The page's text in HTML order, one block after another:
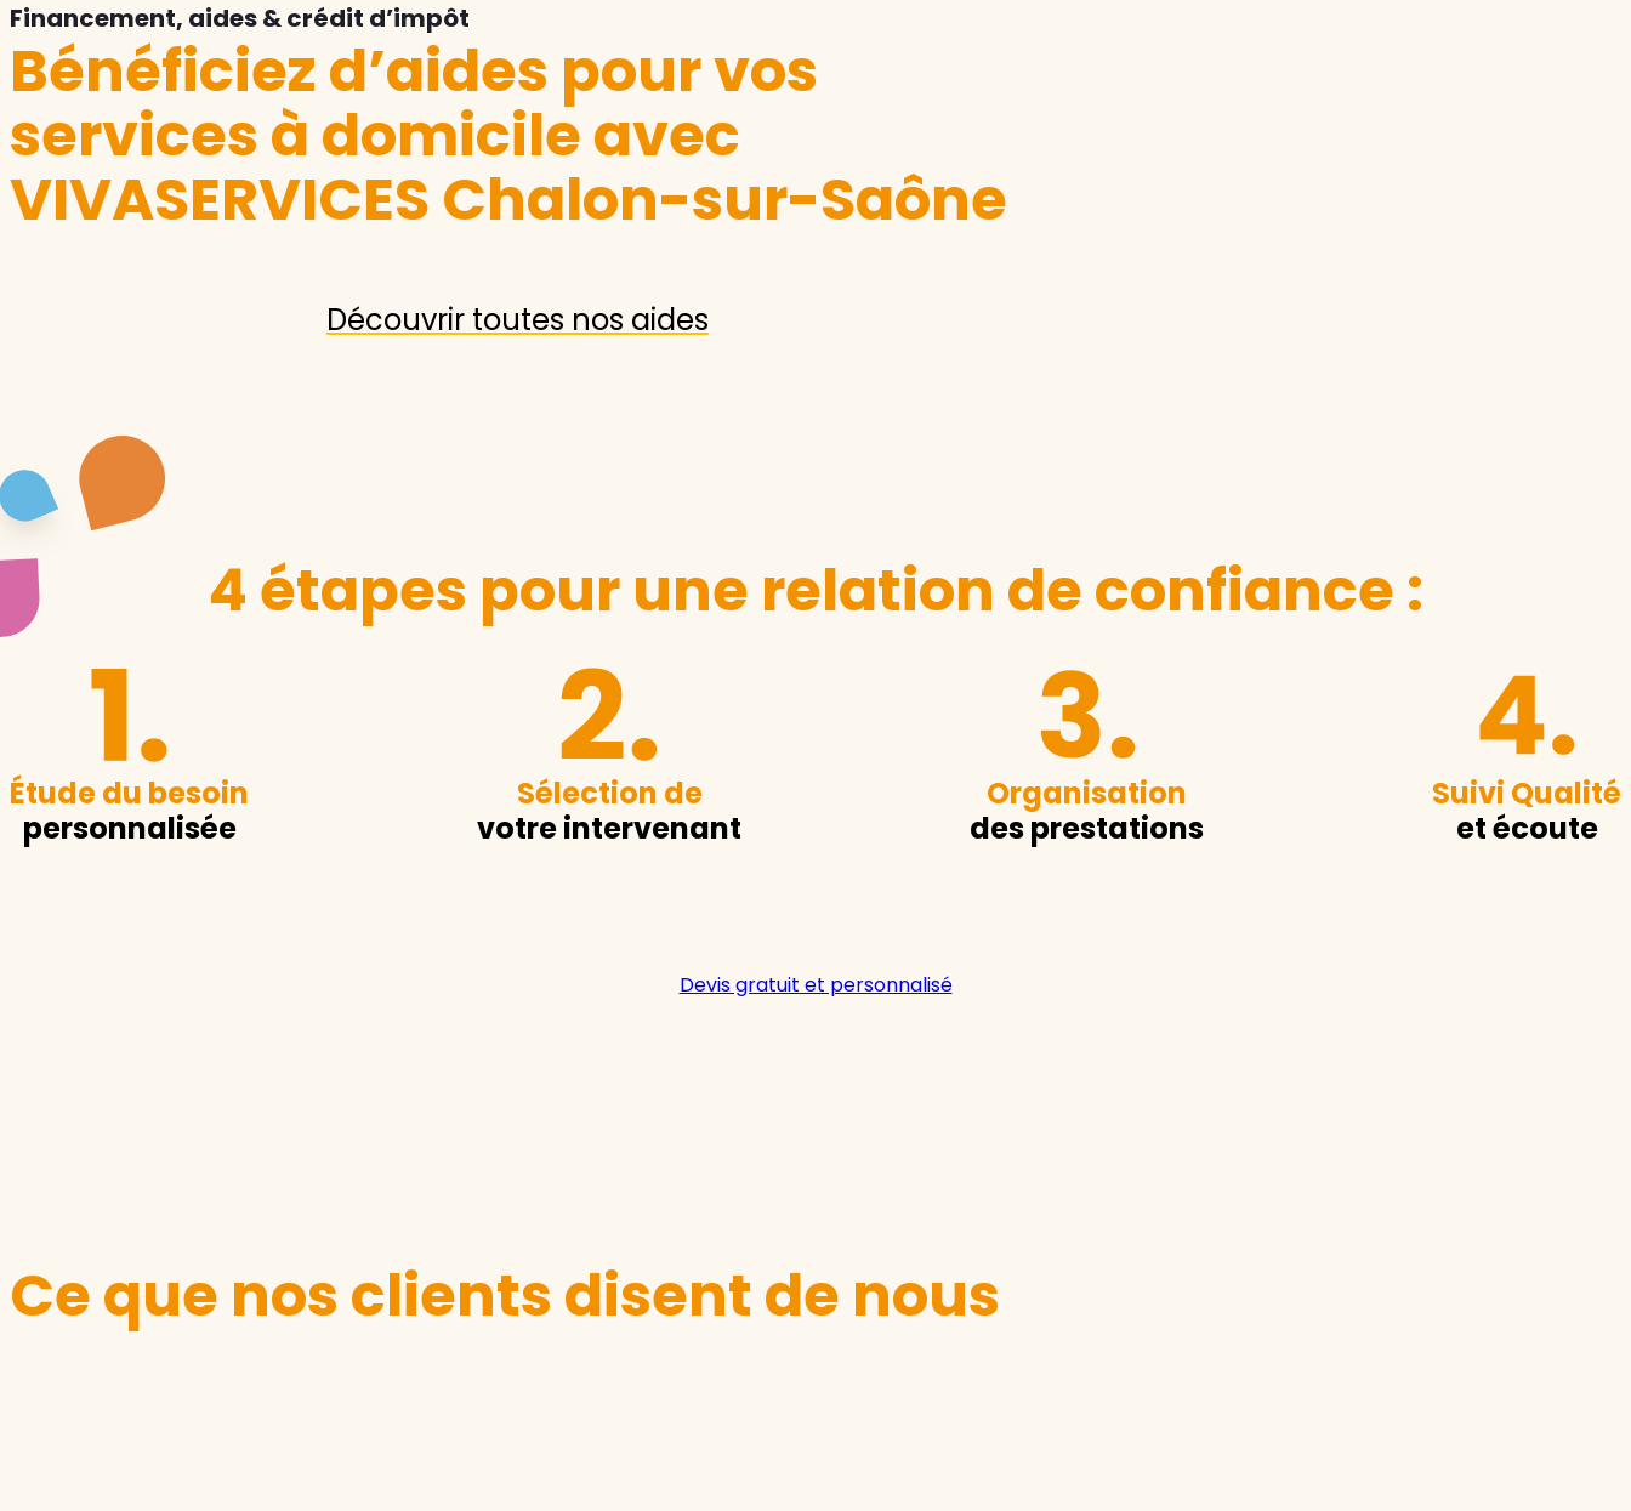
Financement, aides & crédit d’impôt
Bénéficiez d’aides pour vos
services à domicile avec
VIVASERVICES Chalon-sur-Saône
Découvrir toutes nos aides
4 étapes pour une relation de confiance :
Étude du besoin
personnalisée
Sélection de
votre intervenant
Organisation
des prestations
Suivi Qualité
et écoute
Devis gratuit et personnalisé
Ce que nos clients disent de nous